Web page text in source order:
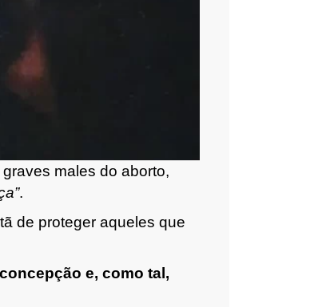
males do aborto,
.
de proteger aqueles que
e, como tal,